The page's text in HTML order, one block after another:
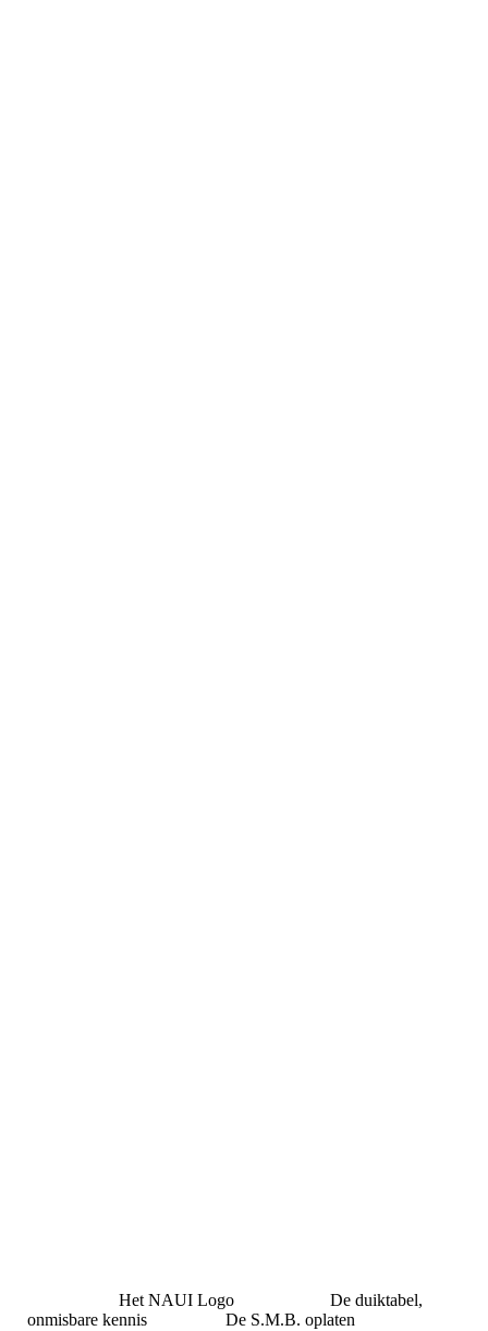
Het NAUI Logo De duiktabel,
onmisbare kennis De S.M.B. oplaten